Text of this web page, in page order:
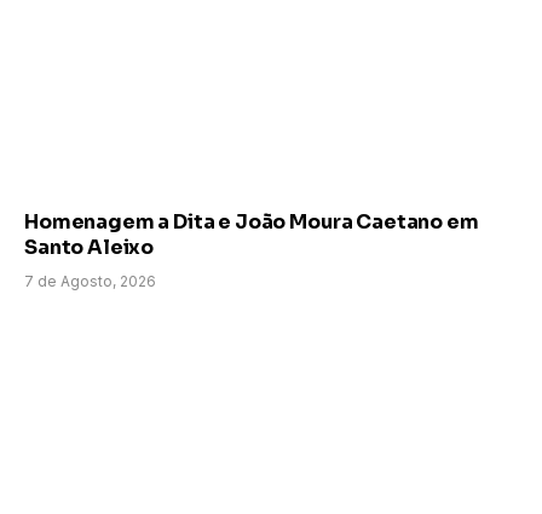
Homenagem a Dita e João Moura Caetano em
Santo Aleixo
7 de Agosto, 2026